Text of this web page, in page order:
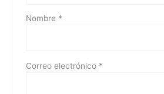
Nombre *
Correo electrónico *